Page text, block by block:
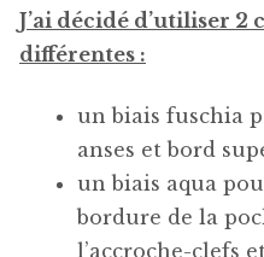
J’ai décidé d’utiliser 2
différentes :
un biais fuschia
anses et bord
un biais aqua
bordure de la
l’accroche-clefs